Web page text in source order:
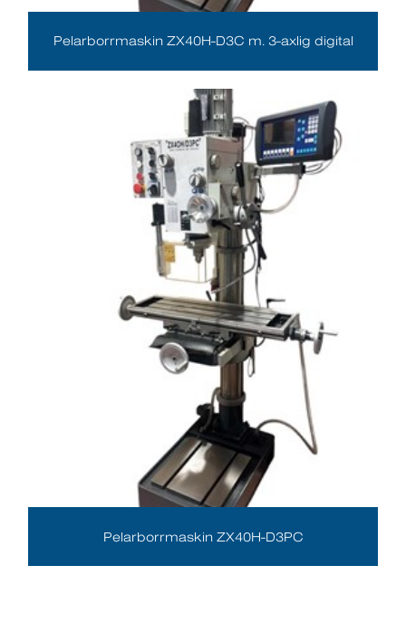
Pelarborrmaskin ZX40H-D3C m. 3-axlig digital
Pelarborrmaskin ZX40H-D3PC